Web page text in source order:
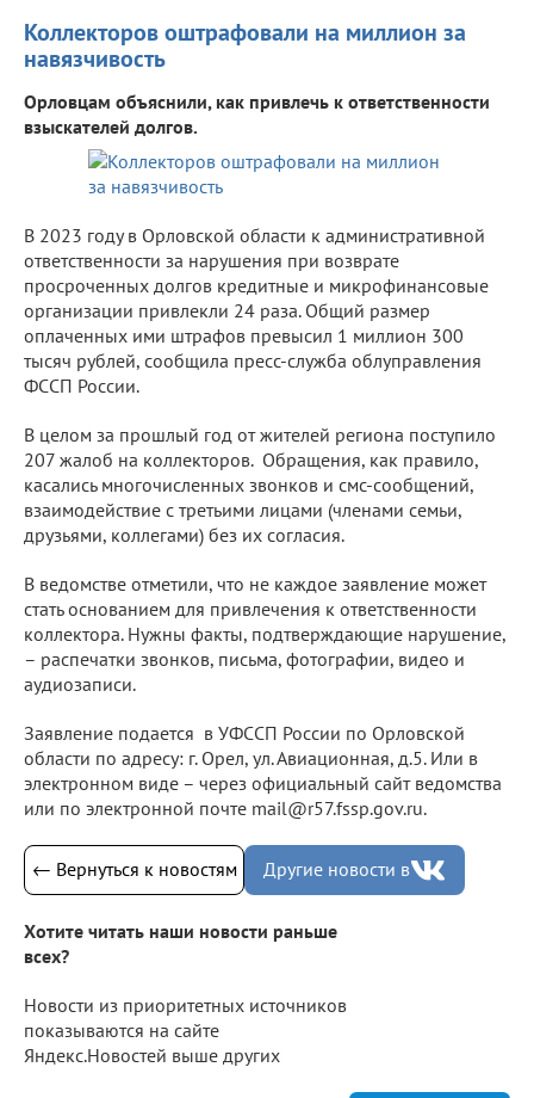
Коллекторов оштрафовали на миллион за
навязчивость
Орловцам объяснили, как привлечь к ответственности
взыскателей долгов.
В 2023 году в Орловской области к административной
ответственности за нарушения при возврате
просроченных долгов кредитные и микрофинансовые
организации привлекли 24 раза. Общий размер
оплаченных ими штрафов превысил 1 миллион 300
тысяч рублей, сообщила пресс-служба облуправления
ФССП России.
В целом за прошлый год от жителей региона поступило
207 жалоб на коллекторов. Обращения, как правило,
касались многочисленных звонков и смс-сообщений,
взаимодействие с третьими лицами (членами семьи,
друзьями, коллегами) без их согласия.
В ведомстве отметили, что не каждое заявление может
стать основанием для привлечения к ответственности
коллектора. Нужны факты, подтверждающие нарушение,
– распечатки звонков, письма, фотографии, видео и
аудиозаписи.
Заявление подается в УФССП России по Орловской
области по адресу: г. Орел, ул. Авиационная, д.5. Или в
электронном виде – через официальный сайт ведомства
или по электронной почте mail@r57.fssp.gov.ru.
← Вернуться к новостям Другие новости в
Хотите читать наши новости раньше
всех?
Новости из приоритетных источников
показываются на сайте
Яндекс.Новостей выше других